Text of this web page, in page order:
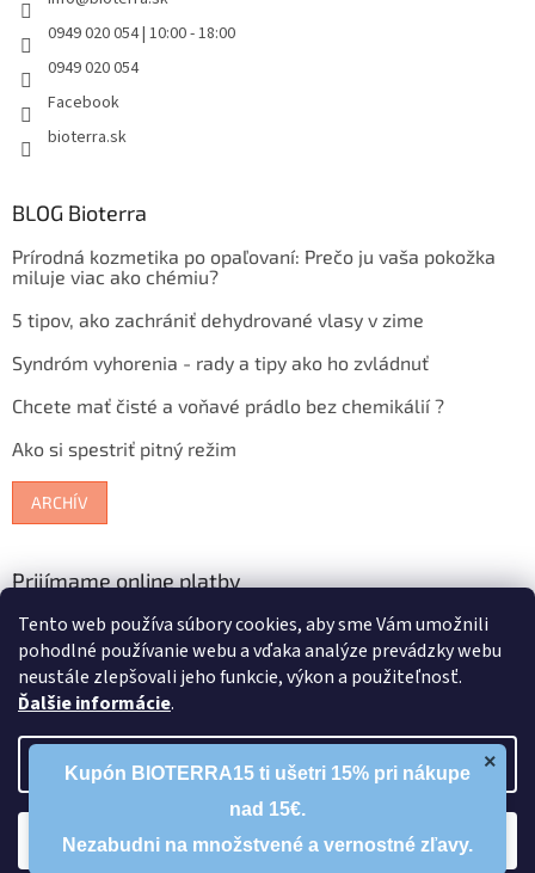
Tento web používa súbory cookies, aby sme Vám umožnili
pohodlné používanie webu a vďaka analýze prevádzky webu
neustále zlepšovali jeho funkcie, výkon a použiteľnosť.
Ďalšie informácie.
Nastavenie
Súhlasím
0949 020 054 | 10:00 - 18:00
0949 020 054
Facebook
bioterra.sk
BLOG Bioterra
Prírodná kozmetika po opaľovaní: Prečo ju vaša pokožka
miluje viac ako chémiu?
5 tipov, ako zachrániť dehydrované vlasy v zime
Syndróm vyhorenia - rady a tipy ako ho zvládnuť
Chcete mať čisté a voňavé prádlo bez chemikálií ?
Ako si spestriť pitný režim
ARCHÍV
Prijímame online platby
Vytvoril Shoptet
Bioterra.sk. Všetky práva vyhradené.
nastavenie cookies
×
Kupón BIOTERRA15 ti ušetri 15% pri nákupe
nad 15€.
Nezabudni na množstvené a vernostné zľavy.